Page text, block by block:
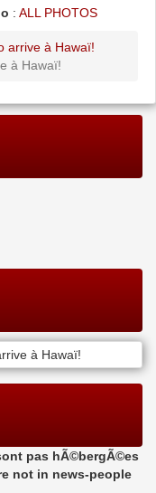
: ALL PHOTOS
arrive à Hawaï!
à Hawaï!
pas hÃ©bergÃ©es
not in news-people